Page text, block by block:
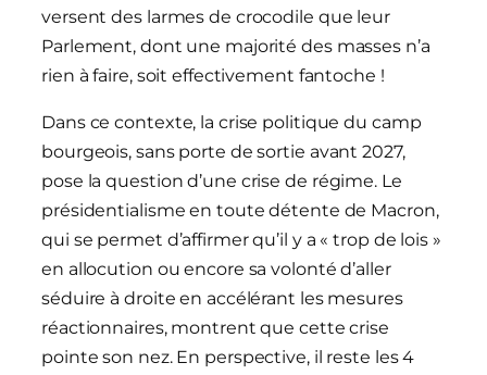
versent des larmes de crocodile que leur
Parlement, dont une majorité des masses n’a
rien à faire, soit effectivement fantoche !
Dans ce contexte, la crise politique du camp
bourgeois, sans porte de sortie avant 2027,
pose la question d’une crise de régime. Le
présidentialisme en toute détente de Macron,
qui se permet d’affirmer qu’il y a « trop de lois »
en allocution ou encore sa volonté d’aller
séduire à droite en accélérant les mesures
réactionnaires, montrent que cette crise
pointe son nez. En perspective, il reste les 4